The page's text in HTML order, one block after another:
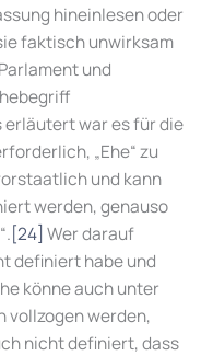
hineinlesen oder
faktisch unwirksam
und
erläutert war es für die
„Ehe“ zu
und kann
werden, genauso
[24] Wer darauf
definiert habe und
könne auch unter
werden,
nicht definiert, dass